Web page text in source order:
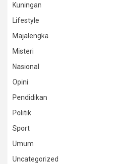
Kuningan
Lifestyle
Majalengka
Misteri
Nasional
Opini
Pendidikan
Politik
Sport
Umum
Uncategorized